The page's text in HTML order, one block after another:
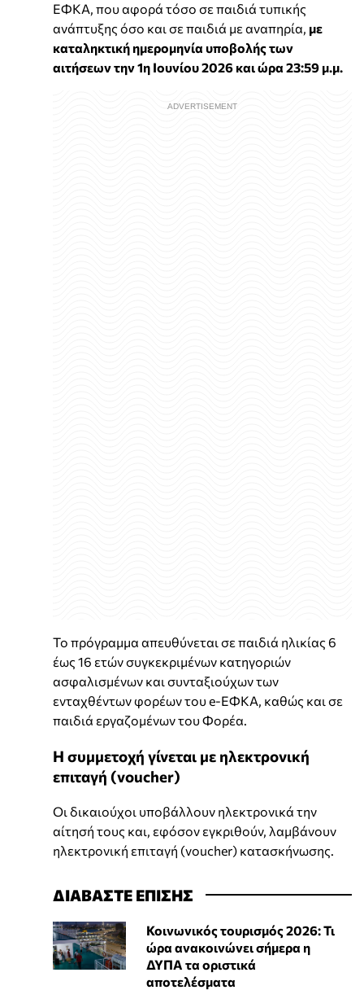
ΕΦΚΑ, που αφορά τόσο σε παιδιά τυπικής
ανάπτυξης όσο και σε παιδιά με αναπηρία, με
καταληκτική ημερομηνία υποβολής των
αιτήσεων την 1η Ιουνίου 2026 και ώρα 23:59 μ.μ.
Το πρόγραμμα απευθύνεται σε παιδιά ηλικίας 6
έως 16 ετών συγκεκριμένων κατηγοριών
ασφαλισμένων και συνταξιούχων των
ενταχθέντων φορέων του e-ΕΦΚΑ, καθώς και σε
παιδιά εργαζομένων του Φορέα.
Η συμμετοχή γίνεται με ηλεκτρονική
επιταγή (voucher)
Οι δικαιούχοι υποβάλλουν ηλεκτρονικά την
αίτησή τους και, εφόσον εγκριθούν, λαμβάνουν
ηλεκτρονική επιταγή (voucher) κατασκήνωσης.
ΔΙΑΒΑΣΤΕ ΕΠΙΣΗΣ
Κοινωνικός τουρισμός 2026: Τι
ώρα ανακοινώνει σήμερα η
ΔΥΠΑ τα οριστικά
αποτελέσματα